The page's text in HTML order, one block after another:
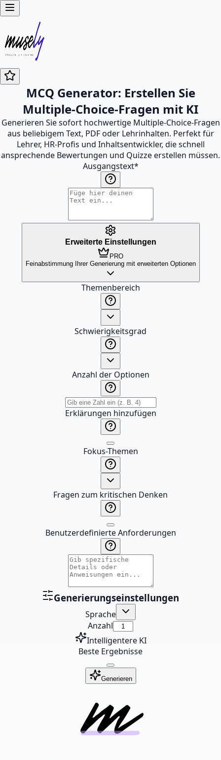
MCQ Generator: Erstellen Sie
Multiple-Choice-Fragen mit KI
Generieren Sie sofort hochwertige Multiple-Choice-Fragen
aus beliebigem Text, PDF oder Lehrinhalten. Perfekt für
Lehrer, HR-Profis und Inhaltsentwickler, die schnell
ansprechende Bewertungen und Quizze erstellen müssen.
Ausgangstext*
Erweiterte Einstellungen
PRO
Feinabstimmung Ihrer Generierung mit erweiterten Optionen
Themenbereich
Schwierigkeitsgrad
Anzahl der Optionen
Erklärungen hinzufügen
Fokus-Themen
Fragen zum kritischen Denken
Benutzerdefinierte Anforderungen
Generierungseinstellungen
Sprache
Anzahl
Intelligentere KI
Beste Ergebnisse
Generieren